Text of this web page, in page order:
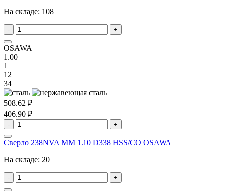
На складе: 108
- +
OSAWA
1.00
1
12
34
508.62 ₽
406.90 ₽
- +
Сверло 238NVA MM 1.10 D338 HSS/CO OSAWA
На складе: 20
- +